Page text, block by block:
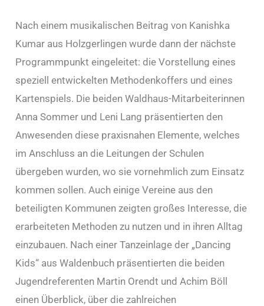
Nach einem musikalischen Beitrag von Kanishka
Kumar aus Holzgerlingen wurde dann der nächste
Programmpunkt eingeleitet: die Vorstellung eines
speziell entwickelten Methodenkoffers und eines
Kartenspiels. Die beiden Waldhaus-Mitarbeiterinnen
Anna Sommer und Leni Lang präsentierten den
Anwesenden diese praxisnahen Elemente, welches
im Anschluss an die Leitungen der Schulen
übergeben wurden, wo sie vornehmlich zum Einsatz
kommen sollen. Auch einige Vereine aus den
beteiligten Kommunen zeigten großes Interesse, die
erarbeiteten Methoden zu nutzen und in ihren Alltag
einzubauen. Nach einer Tanzeinlage der „Dancing
Kids“ aus Waldenbuch präsentierten die beiden
Jugendreferenten Martin Orendt und Achim Böll
einen Überblick, über die zahlreichen